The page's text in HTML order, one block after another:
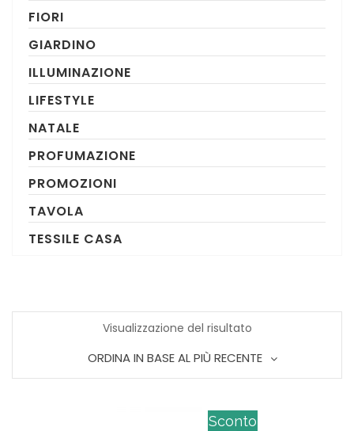
FIORI
GIARDINO
ILLUMINAZIONE
LIFESTYLE
NATALE
PROFUMAZIONE
PROMOZIONI
TAVOLA
TESSILE CASA
Visualizzazione del risultato
ORDINA IN BASE AL PIÙ RECENTE
Sconto